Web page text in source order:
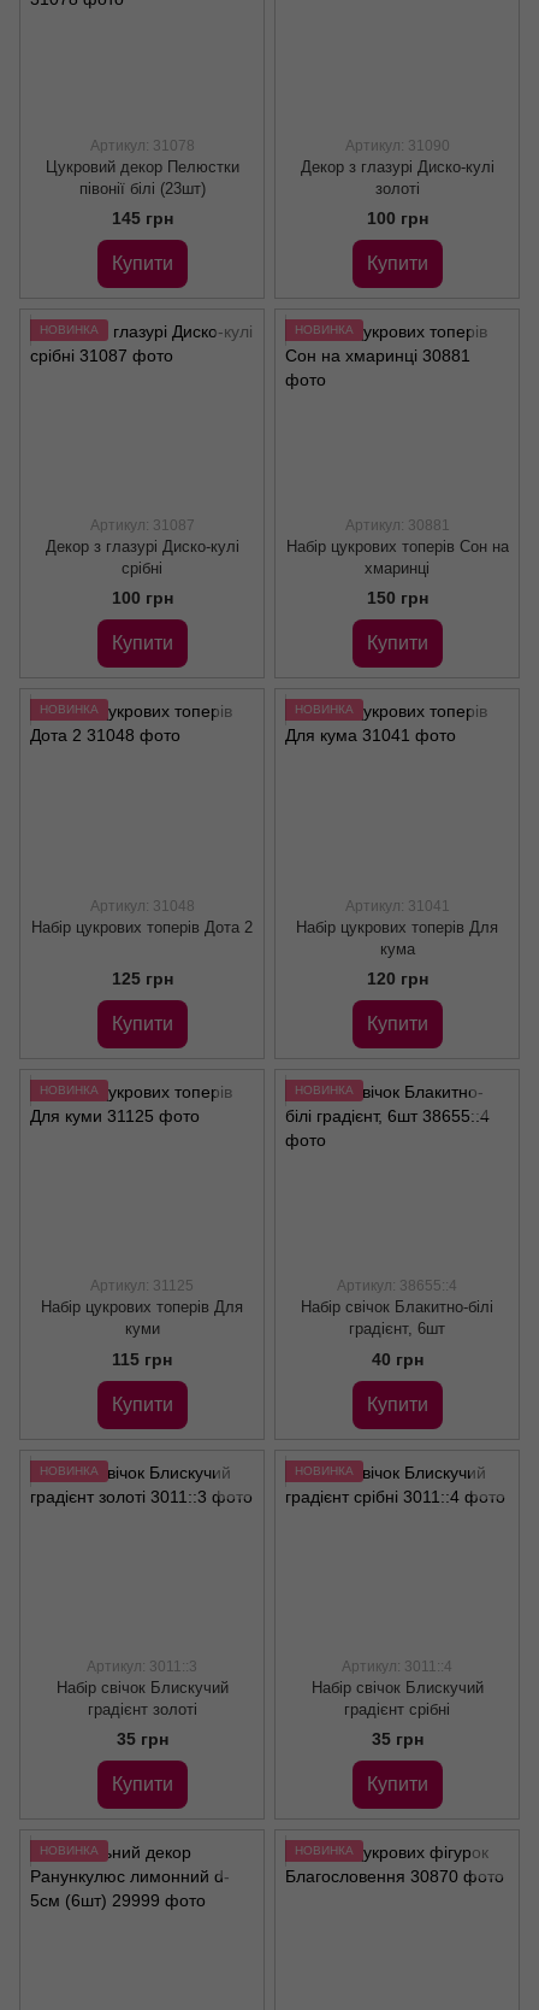
Артикул: 31078
Цукровий декор Пелюстки
півонії білі (23шт)
145 грн
Купити
Артикул: 31090
Декор з глазурі Диско-кулі
золоті
100 грн
Купити
НОВИНКА
Артикул: 31087
Декор з глазурі Диско-кулі
срібні
100 грн
Купити
НОВИНКА
Артикул: 30881
Набір цукрових топерів Сон на
хмаринці
150 грн
Купити
НОВИНКА
Артикул: 31048
Набір цукрових топерів Дота 2
125 грн
Купити
НОВИНКА
Артикул: 31041
Набір цукрових топерів Для
кума
120 грн
Купити
НОВИНКА
Артикул: 31125
Набір цукрових топерів Для
куми
115 грн
Купити
НОВИНКА
Артикул: 38655::4
Набір свічок Блакитно-білі
градієнт, 6шт
40 грн
Купити
НОВИНКА
Артикул: 3011::3
Набір свічок Блискучий
градієнт золоті
35 грн
Купити
НОВИНКА
Артикул: 3011::4
Набір свічок Блискучий
градієнт срібні
35 грн
Купити
НОВИНКА НОВИНКА